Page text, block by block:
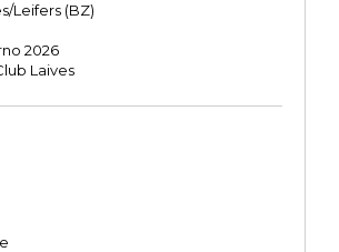
Leifers (BZ)
2026
Laives